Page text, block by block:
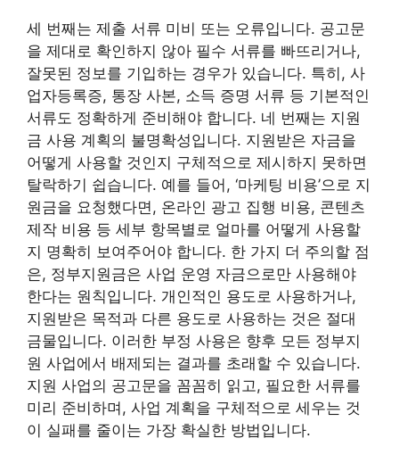
세 번째는 제출 서류 미비 또는 오류입니다. 공고문
을 제대로 확인하지 않아 필수 서류를 빠뜨리거나,
잘못된 정보를 기입하는 경우가 있습니다. 특히, 사
업자등록증, 통장 사본, 소득 증명 서류 등 기본적인
서류도 정확하게 준비해야 합니다. 네 번째는 지원
금 사용 계획의 불명확성입니다. 지원받은 자금을
어떻게 사용할 것인지 구체적으로 제시하지 못하면
탈락하기 쉽습니다. 예를 들어, ‘마케팅 비용’으로 지
원금을 요청했다면, 온라인 광고 집행 비용, 콘텐츠
제작 비용 등 세부 항목별로 얼마를 어떻게 사용할
지 명확히 보여주어야 합니다. 한 가지 더 주의할 점
은, 정부지원금은 사업 운영 자금으로만 사용해야
한다는 원칙입니다. 개인적인 용도로 사용하거나,
지원받은 목적과 다른 용도로 사용하는 것은 절대
금물입니다. 이러한 부정 사용은 향후 모든 정부지
원 사업에서 배제되는 결과를 초래할 수 있습니다.
지원 사업의 공고문을 꼼꼼히 읽고, 필요한 서류를
미리 준비하며, 사업 계획을 구체적으로 세우는 것
이 실패를 줄이는 가장 확실한 방법입니다.